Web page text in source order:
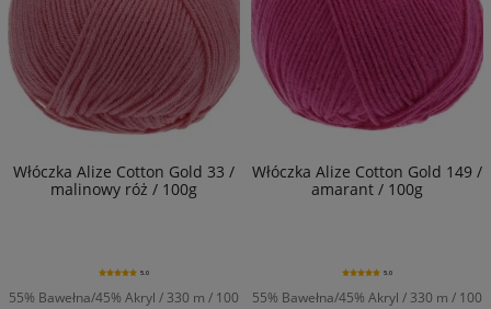
Włóczka Alize Cotton Gold 33 /
malinowy róż / 100g
55% Bawełna/45% Akryl / 330 m / 100
5.0
Włóczka Alize Cotton Gold 149 /
amarant / 100g
55% Bawełna/45% Akryl / 330 m / 100
5.0